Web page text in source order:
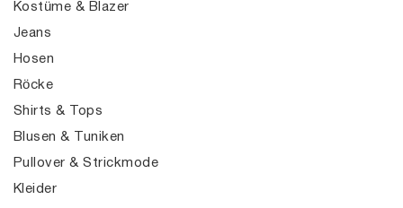
Kostüme & Blazer
Jeans
Hosen
Röcke
Shirts & Tops
Blusen & Tuniken
Pullover & Strickmode
Kleider